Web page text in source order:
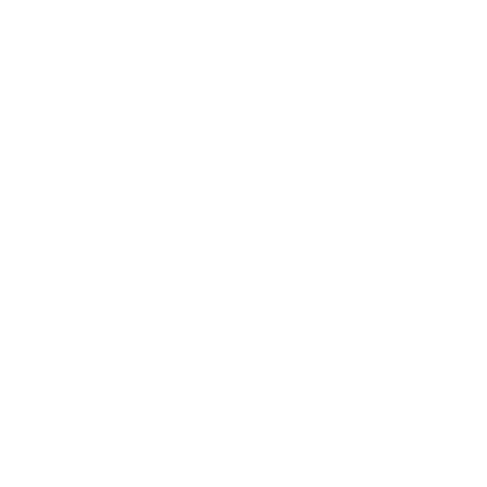
Aventura Mall